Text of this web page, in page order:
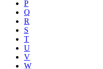
P
Q
R
S
T
U
V
W